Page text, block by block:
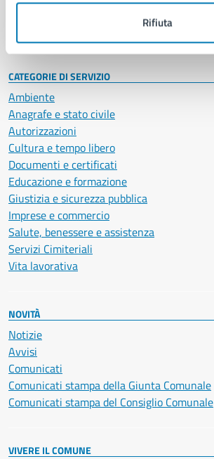
Rifiuta
Intranet, posta aziendale e protocollo
CATEGORIE DI SERVIZIO
Ambiente
Anagrafe e stato civile
Autorizzazioni
Cultura e tempo libero
Documenti e certificati
Educazione e formazione
Giustizia e sicurezza pubblica
Imprese e commercio
Salute, benessere e assistenza
Servizi Cimiteriali
Vita lavorativa
NOVITÀ
Notizie
Avvisi
Comunicati
Comunicati stampa della Giunta Comunale
Comunicati stampa del Consiglio Comunale
VIVERE IL COMUNE